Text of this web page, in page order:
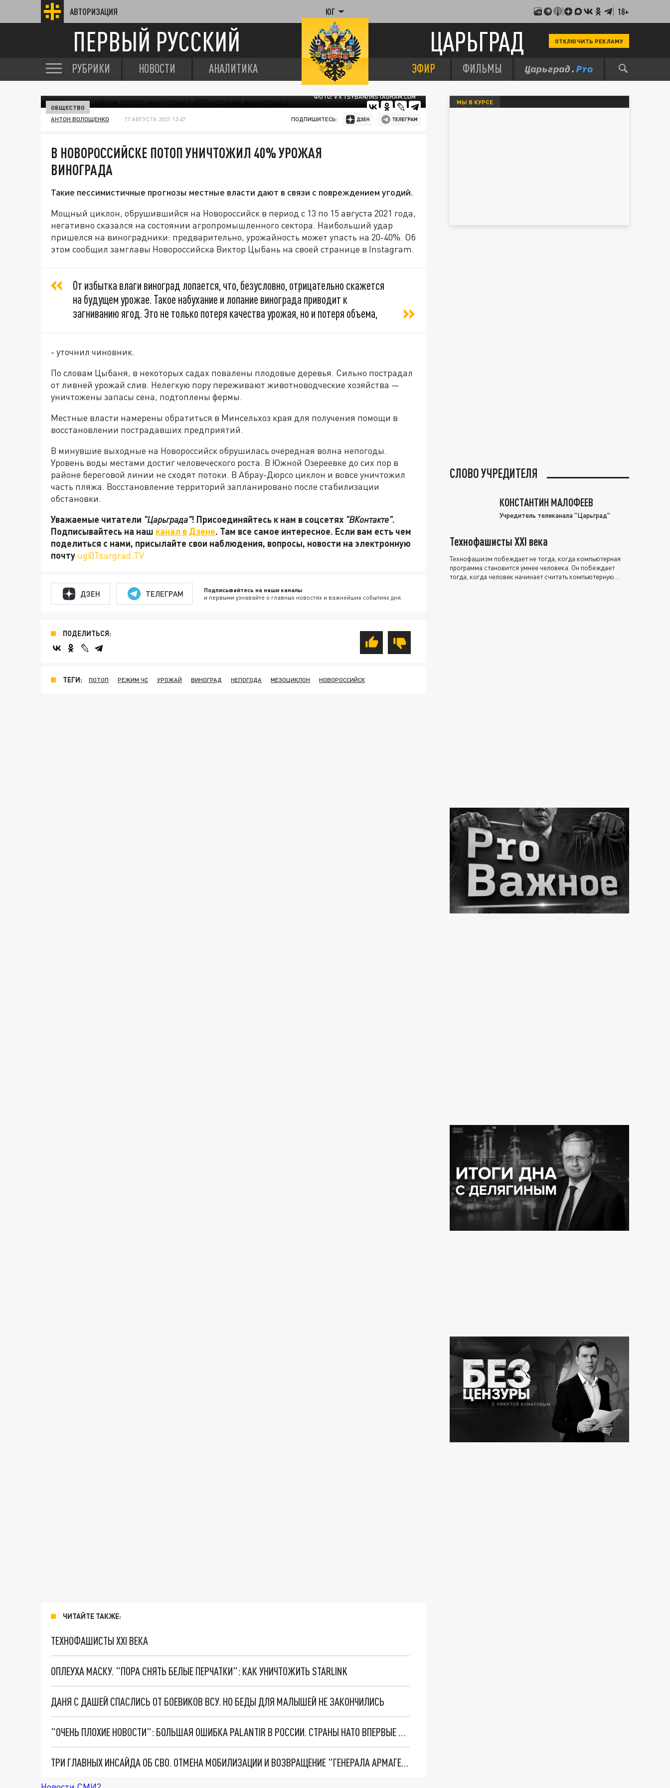
АВТОРИЗАЦИЯ ЮГ 18+
ПЕРВЫЙ РУССКИЙ ЦАРЬГРАД ОТКЛЮЧИТЬ РЕКЛАМУ
РУБРИКИ НОВОСТИ АНАЛИТИКА ЭФИР ФИЛЬМЫ
ФОТО: V.V.TSYBAN/INSTAGRAM.COM
ОБЩЕСТВО
АНТОН ВОЛОЩЕНКО 17 АВГУСТА 2021 13:47 ПОДПИШИТЕСЬ:
В НОВОРОССИЙСКЕ ПОТОП УНИЧТОЖИЛ 40% УРОЖАЯ
ВИНОГРАДА
Такие пессимистичные прогнозы местные власти дают в связи с повреждением угодий.
Мощный циклон, обрушившийся на Новороссийск в период с 13 по 15 августа 2021 года,
негативно сказался на состоянии агропромышленного сектора. Наибольший удар
пришелся на виноградники: предварительно, урожайность может упасть на 20-40%. Об
этом сообщил замглавы Новороссийска Виктор Цыбань на своей странице в Instagram.
От избытка влаги виноград лопается, что, безусловно, отрицательно скажется
на будущем урожае. Такое набухание и лопание винограда приводит к
загниванию ягод. Это не только потеря качества урожая, но и потеря объема,
- уточнил чиновник.
По словам Цыбаня, в некоторых садах повалены плодовые деревья. Сильно пострадал
от ливней урожай слив. Нелегкую пору переживают животноводческие хозяйства —
уничтожены запасы сена, подтоплены фермы.
Местные власти намерены обратиться в Минсельхоз края для получения помощи в
восстановлении пострадавших предприятий.
В минувшие выходные на Новороссийск обрушилась очередная волна непогоды.
Уровень воды местами достиг человеческого роста. В Южной Озереевке до сих пор в
районе береговой линии не сходят потоки. В Абрау-Дюрсо циклон и вовсе уничтожил
часть пляжа. Восстановление территорий запланировано после стабилизации
обстановки.
Уважаемые читатели "Царьграда"! Присоединяйтесь к нам в соцсетях "ВКонтакте".
Подписывайтесь на наш канал в Дзене. Там все самое интересное. Если вам есть чем
поделиться с нами, присылайте свои наблюдения, вопросы, новости на электронную
почту ug@Tsargrad.TV
ДЗЕН ТЕЛЕГРАМ Подписывайтесь на наши каналы
и первыми узнавайте о главных новостях и важнейших событиях дня.
ПОДЕЛИТЬСЯ:
ТЕГИ: ПОТОП РЕЖИМ ЧС УРОЖАЙ ВИНОГРАД НЕПОГОДА МЕЗОЦИКЛОН НОВОРОССИЙСК
ЧИТАЙТЕ ТАКЖЕ:
ТЕХНОФАШИСТЫ XXI ВЕКА
ОПЛЕУХА МАСКУ. "ПОРА СНЯТЬ БЕЛЫЕ ПЕРЧАТКИ": КАК УНИЧТОЖИТЬ STARLINK
ДАНЯ С ДАШЕЙ СПАСЛИСЬ ОТ БОЕВИКОВ ВСУ. НО БЕДЫ ДЛЯ МАЛЫШЕЙ НЕ ЗАКОНЧИЛИСЬ
"ОЧЕНЬ ПЛОХИЕ НОВОСТИ": БОЛЬШАЯ ОШИБКА PALANTIR В РОССИИ. СТРАНЫ НАТО ВПЕРВЫЕ ЗА СВО ОСТАНОВИЛИ ПОСТАВКИ ОРУЖИЯ. ВСУ ТЕРЯЮТ ПРИГРАНИЧЬЕ?
ТРИ ГЛАВНЫХ ИНСАЙДА ОБ СВО. ОТМЕНА МОБИЛИЗАЦИИ И ВОЗВРАЩЕНИЕ "ГЕНЕРАЛА АРМАГЕДДОНА"? ОТЛИЧНЫЕ НОВОСТИ, КОТОРЫЕ ЖДАЛИ ВСЕ
МЫ В КУРСЕ
СЛОВО УЧРЕДИТЕЛЯ
КОНСТАНТИН МАЛОФЕЕВ
Учредитель телеканала "Царьград"
Технофашисты XXI века
Технофашизм побеждает не тогда, когда компьютерная
программа становится умнее человека. Он побеждает
тогда, когда человек начинает считать компьютерную